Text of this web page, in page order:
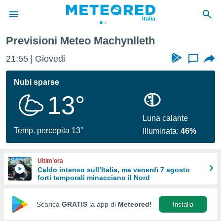
di
per
le
di
Web
Previsioni Meteo Machynlleth
21:55 Giovedi ...
Nubi sparse
13°
Temp. percepita 13°
Luna calante
Illuminata:46%
Ultim’ora
Caldo intenso sull’Italia, ma venerdì 7 agosto
forti temporali minacciano il Nord
Scarica GRATIS la app di Meteored! Installa